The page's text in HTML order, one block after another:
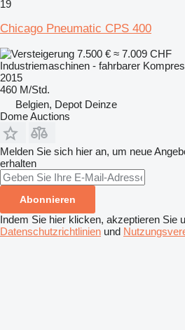
19
Chicago Pneumatic CPS 400
7.500 € ≈ 7.009 CHF
Industriemaschinen - fahrbarer
2015
460 M/Std.
Belgien, Depot Deinze
Dome Auctions
Melden Sie sich hier an, um neue
erhalten
Abonnieren
Indem Sie hier klicken, akzeptieren Sie
Datenschutzrichtlinien und